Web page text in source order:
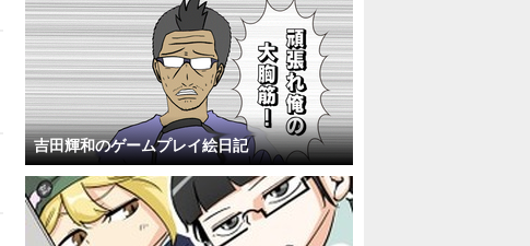
吉田輝和のゲームプレイ絵日記